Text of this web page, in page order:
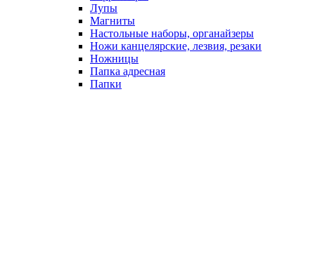
Лупы
Магниты
Настольные наборы, органайзеры
Ножи канцелярские, лезвия, резаки
Ножницы
Папка адресная
Папки